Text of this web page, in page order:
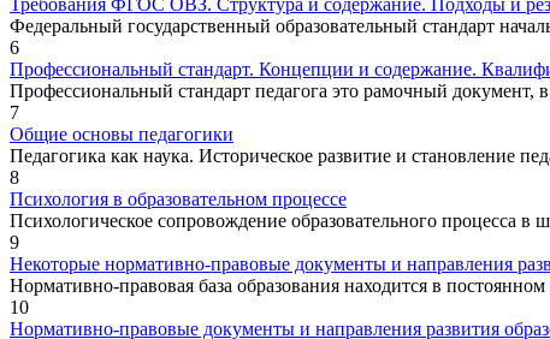
Федеральный государственный образовательный стандарт
6
Профессиональный стандарт. Концепции и содержание.
Профессиональный стандарт педагога это рамочный
7
Общие основы педагогики
Педагогика как наука. Историческое развитие и становление
8
Психология в образовательном процессе
Психологическое сопровождение образовательного процесса в
9
Некоторые нормативно-правовые документы и направления
Нормативно-правовая база образования находится в
10
Нормативно-правовые документы и направления развития